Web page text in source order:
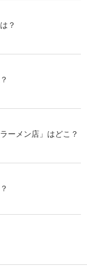
？
ーメン店」はどこ？